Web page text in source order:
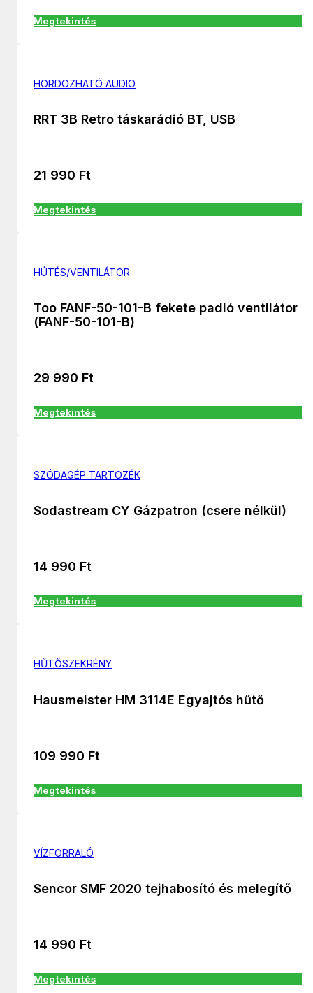
Megtekintés
HORDOZHATÓ AUDIO
RRT 3B Retro táskarádió BT, USB
21 990 Ft
Megtekintés
HÚTÉS/VENTILÁTOR
Too FANF-50-101-B fekete padló ventilátor
(FANF-50-101-B)
29 990 Ft
Megtekintés
SZÓDAGÉP TARTOZÉK
Sodastream CY Gázpatron (csere nélkül)
14 990 Ft
Megtekintés
HŰTŐSZEKRÉNY
Hausmeister HM 3114E Egyajtós hűtő
109 990 Ft
Megtekintés
VÍZFORRALÓ
Sencor SMF 2020 tejhabosító és melegítő
14 990 Ft
Megtekintés